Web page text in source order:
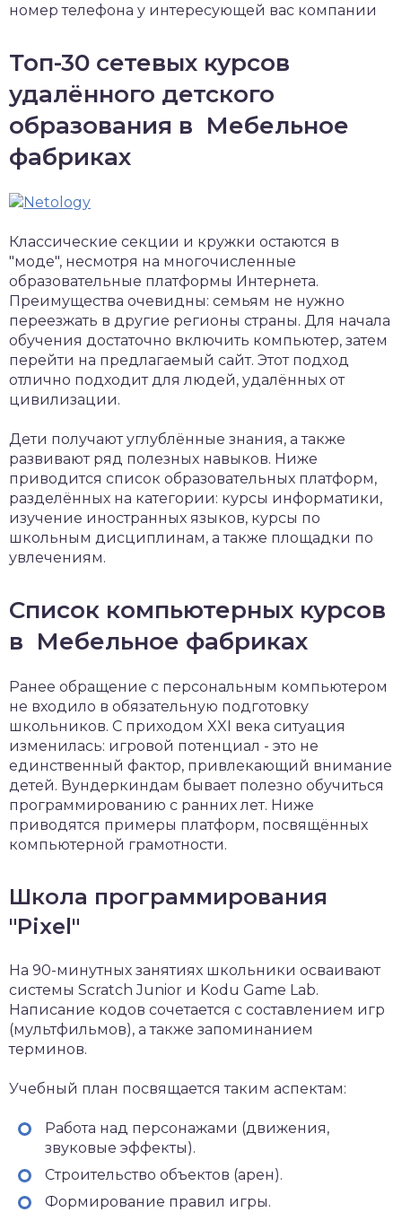
номер телефона у интересующей вас компании
Топ-30 сетевых курсов
удалённого детского
образования в Мебельное
фабриках
Классические секции и кружки остаются в
"моде", несмотря на многочисленные
образовательные платформы Интернета.
Преимущества очевидны: семьям не нужно
переезжать в другие регионы страны. Для начала
обучения достаточно включить компьютер, затем
перейти на предлагаемый сайт. Этот подход
отлично подходит для людей, удалённых от
цивилизации.
Дети получают углублённые знания, а также
развивают ряд полезных навыков. Ниже
приводится список образовательных платформ,
разделённых на категории: курсы информатики,
изучение иностранных языков, курсы по
школьным дисциплинам, а также площадки по
увлечениям.
Список компьютерных курсов
в Мебельное фабриках
Ранее обращение с персональным компьютером
не входило в обязательную подготовку
школьников. С приходом XXI века ситуация
изменилась: игровой потенциал - это не
единственный фактор, привлекающий внимание
детей. Вундеркиндам бывает полезно обучиться
программированию с ранних лет. Ниже
приводятся примеры платформ, посвящённых
компьютерной грамотности.
Школа программирования
"Pixel"
На 90-минутных занятиях школьники осваивают
системы Scratch Junior и Kodu Game Lab.
Написание кодов сочетается с составлением игр
(мультфильмов), а также запоминанием
терминов.
Учебный план посвящается таким аспектам:
Работа над персонажами (движения,
звуковые эффекты).
Строительство объектов (арен).
Формирование правил игры.